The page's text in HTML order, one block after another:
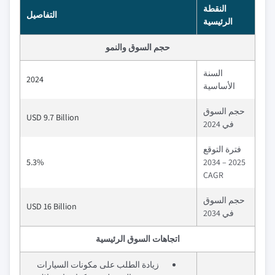
النقطة
الرئيسية
التفاصيل
حجم السوق والنمو
السنة
الأساسية
2024
حجم السوق
في 2024
USD 9.7 Billion
فترة التوقع
2025 – 2034
CAGR
5.3%
حجم السوق
في 2034
USD 16 Billion
اتجاهات السوق الرئيسية
زيادة الطلب على مكونات السيارات